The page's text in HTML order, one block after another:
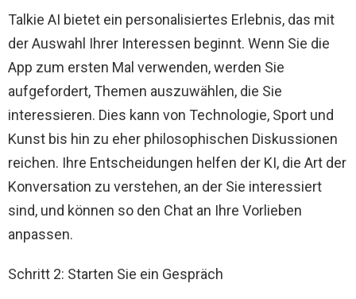
Talkie AI bietet ein personalisiertes Erlebnis, das mit
der Auswahl Ihrer Interessen beginnt. Wenn Sie die
App zum ersten Mal verwenden, werden Sie
aufgefordert, Themen auszuwählen, die Sie
interessieren. Dies kann von Technologie, Sport und
Kunst bis hin zu eher philosophischen Diskussionen
reichen. Ihre Entscheidungen helfen der KI, die Art der
Konversation zu verstehen, an der Sie interessiert
sind, und können so den Chat an Ihre Vorlieben
anpassen.
Schritt 2: Starten Sie ein Gespräch